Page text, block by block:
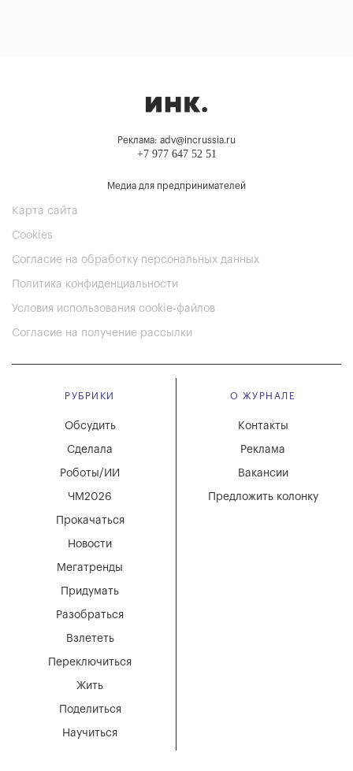
Реклама: adv@incrussia.ru
+7 977 647 52 51
Медиа для предпринимателей
Карта сайта
Cookies
Согласие на обработку персональных данных
Политика конфиденциальности
Условия использования cookie-файлов
Согласие на получение рассылки
РУБРИКИ
Мегатренды
Придумать
Разобраться
Взлететь
Новости
Переключиться
Жить
Поделиться
Научиться
Обсудить
Сделала
Роботы/ИИ
ЧМ2026
Прокачаться
О ЖУРНАЛЕ
Вакансии
Реклама
Контакты
Предложить колонку